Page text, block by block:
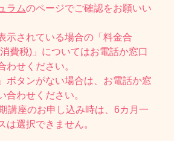
ラムのページでご確認をお願いい
示されている場合の「料金合
費税)」についてはお電話か窓口
わせください。
ボタンがない場合は、お電話か窓
合わせください。
講座のお申し込み時は、6カ月一
は選択できません。